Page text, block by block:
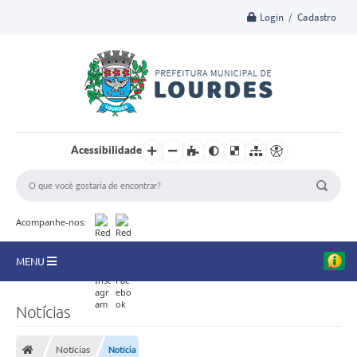
Login / Cadastro
Acessibilidade
Acompanhe-nos:
MENU
Notícias
Notícias Notícia